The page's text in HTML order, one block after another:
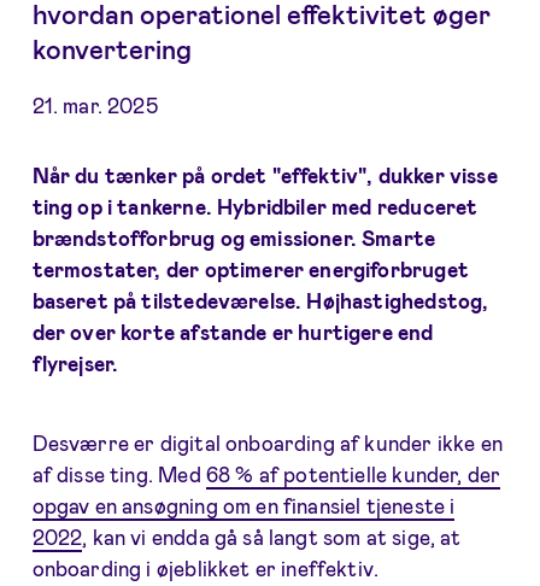
21. mar. 2025
hvordan operationel effektivitet øger
konvertering
Når du tænker på ordet "effektiv", dukker visse
ting op i tankerne. Hybridbiler med reduceret
brændstofforbrug og emissioner. Smarte
termostater, der optimerer energiforbruget
baseret på tilstedeværelse. Højhastighedstog,
der over korte afstande er hurtigere end
flyrejser.
Desværre er digital onboarding af kunder ikke en
af disse ting. Med 68 % af potentielle kunder, der
opgav en ansøgning om en finansiel tjeneste i
2022 , kan vi endda gå så langt som at sige, at
onboarding i øjeblikket er ineffektiv.